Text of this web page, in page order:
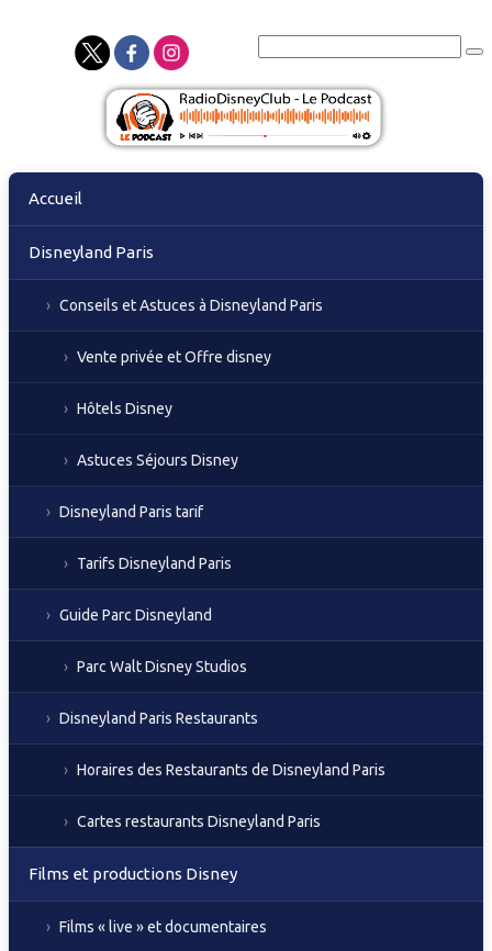
Skip
Accueil
Disneyland Paris
Conseils et Astuces à Disneyland Paris
Vente privée et Offre disney
Hôtels Disney
Astuces Séjours Disney
Disneyland Paris tarif
Tarifs Disneyland Paris
Guide Parc Disneyland
Parc Walt Disney Studios
Disneyland Paris Restaurants
Horaires des Restaurants de Disneyland Paris
Cartes restaurants Disneyland Paris
Films et productions Disney
Films « live » et documentaires